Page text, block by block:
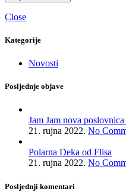
Close
Kategorije
Novosti
Posljednje objave
Jam Jam nova
21. rujna 2022. No
Polarna Deka od Flisa
21. rujna 2022. No
Posljednji komentari